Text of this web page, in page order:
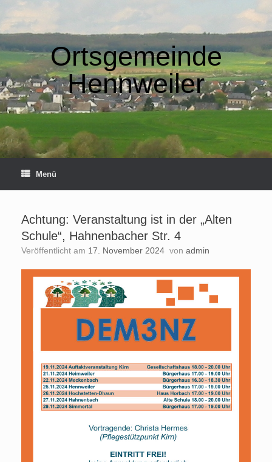
Ortsgemeinde
Hennweiler
Menü
Achtung: Veranstaltung ist in der „Alten
Schule“, Hahnenbacher Str. 4
Veröffentlicht am 17. November 2024 von admin